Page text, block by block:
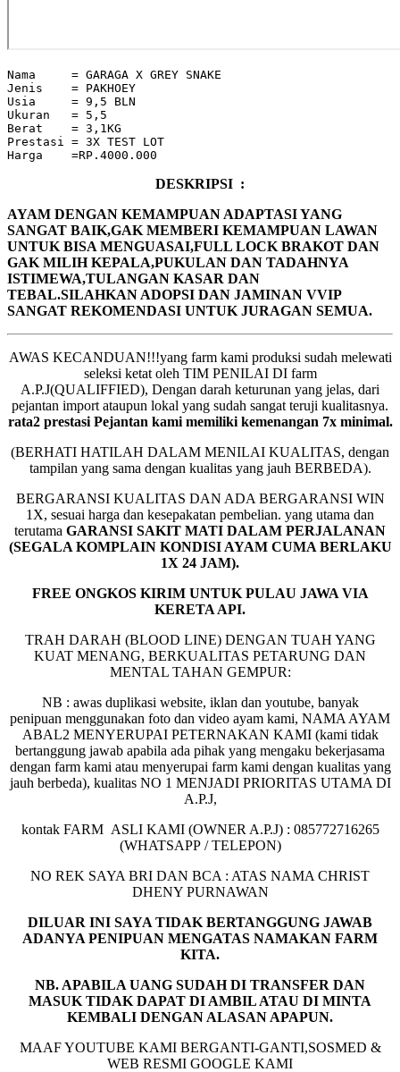
Nama     = GARAGA X GREY SNAKE
Jenis    = PAKHOEY
Usia     = 9,5 BLN
Ukuran   = 5,5
Berat    = 3,1KG
Prestasi = 3X TEST LOT
Harga    =RP.4000.000
DESKRIPSI :
AYAM DENGAN KEMAMPUAN ADAPTASI YANG
SANGAT BAIK,GAK MEMBERI KEMAMPUAN LAWAN
UNTUK BISA MENGUASAI,FULL LOCK BRAKOT DAN
GAK MILIH KEPALA,PUKULAN DAN TADAHNYA
ISTIMEWA,TULANGAN KASAR DAN
TEBAL.SILAHKAN ADOPSI DAN JAMINAN VVIP
SANGAT REKOMENDASI UNTUK JURAGAN SEMUA.
AWAS KECANDUAN!!!yang farm kami produksi sudah melewati
seleksi ketat oleh TIM PENILAI DI farm
A.P.J(QUALIFFIED), Dengan darah keturunan yang jelas, dari
pejantan import ataupun lokal yang sudah sangat teruji kualitasnya.
rata2 prestasi Pejantan kami memiliki kemenangan 7x minimal.
(BERHATI HATILAH DALAM MENILAI KUALITAS, dengan
tampilan yang sama dengan kualitas yang jauh BERBEDA).
BERGARANSI KUALITAS DAN ADA BERGARANSI WIN
1X, sesuai harga dan kesepakatan pembelian. yang utama dan
terutama GARANSI SAKIT MATI DALAM PERJALANAN
(SEGALA KOMPLAIN KONDISI AYAM CUMA BERLAKU
1X 24 JAM).
FREE ONGKOS KIRIM UNTUK PULAU JAWA VIA
KERETA API.
TRAH DARAH (BLOOD LINE) DENGAN TUAH YANG
KUAT MENANG, BERKUALITAS PETARUNG DAN
MENTAL TAHAN GEMPUR:
NB : awas duplikasi website, iklan dan youtube, banyak
penipuan menggunakan foto dan video ayam kami, NAMA AYAM
ABAL2 MENYERUPAI PETERNAKAN KAMI (kami tidak
bertanggung jawab apabila ada pihak yang mengaku bekerjasama
dengan farm kami atau menyerupai farm kami dengan kualitas yang
jauh berbeda), kualitas NO 1 MENJADI PRIORITAS UTAMA DI
A.P.J,
kontak FARM ASLI KAMI (OWNER A.P.J) : 085772716265
(WHATSAPP / TELEPON)
NO REK SAYA BRI DAN BCA : ATAS NAMA CHRIST
DHENY PURNAWAN
DILUAR INI SAYA TIDAK BERTANGGUNG JAWAB
ADANYA PENIPUAN MENGATAS NAMAKAN FARM
KITA.
NB. APABILA UANG SUDAH DI TRANSFER DAN
MASUK TIDAK DAPAT DI AMBIL ATAU DI MINTA
KEMBALI DENGAN ALASAN APAPUN.
MAAF YOUTUBE KAMI BERGANTI-GANTI,SOSMED &
WEB RESMI GOOGLE KAMI